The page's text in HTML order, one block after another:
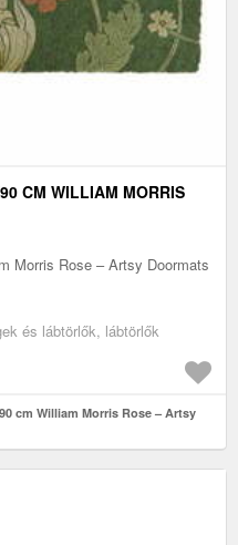
CM WILLIAM MORRIS
Morris Rose – Artsy Doormats
és lábtörlők, lábtörlők
cm William Morris Rose – Artsy